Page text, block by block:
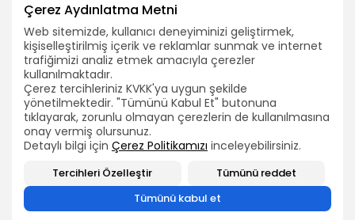
Çerez Aydınlatma Metni
Web sitemizde, kullanıcı deneyiminizi geliştirmek,
kişiselleştirilmiş içerik ve reklamlar sunmak ve internet
trafiğimizi analiz etmek amacıyla çerezler
kullanılmaktadır.
Çerez tercihleriniz KVKK'ya uygun şekilde
yönetilmektedir. "Tümünü Kabul Et" butonuna
tıklayarak, zorunlu olmayan çerezlerin de kullanılmasına
onay vermiş olursunuz.
Detaylı bilgi için Çerez Politikamızı inceleyebilirsiniz.
Tercihleri Özelleştir
Tümünü reddet
Tümünü kabul et
2026 Bütün hakları TEÇ-SEN'e aittir.
ARAMA
BIZI TAKIP EDIN
TEÇ-SEN GENEL MERKEZİ